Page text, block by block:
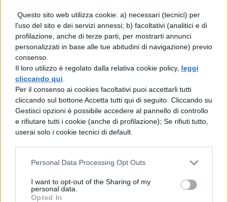
Questo sito web utilizza cookie: a) necessari (tecnici) per
l'uso del sito e dei servizi annessi; b) facoltativi (analitici e di
profilazione, anche di terze parti, per mostrarti annunci
personalizzati in base alle tue abitudini di navigazione) previo
consenso.
Il loro utilizzo è regolato dalla relativa cookie policy, leggi
cliccando qui
Per il consenso ai cookies facoltativi puoi accettarli tutti
cliccando sul bottone Accetta tutti qui di seguito. Cliccando su
Gestisci opzioni è possibile accedere al pannello di controllo
e rifiutare tutti i cookie (anche di profilazione); Se rifiuti tutto,
userai solo i cookie tecnici di default.
Personal Data Processing Opt Outs
I want to opt-out of the Sharing of my
personal data.
Opted In
la speranza di vita è di poco più di 81 anni
(più fortunate le ragazze che possono
aspirare ad una media di 84 anni, i ragazzi si
fermano a 78 anni e mezzo).
Per riflettere su quanto è aumentata
velocemente nell’ultimo secolo la
popolazione terrestre, vi consigliamo
conta-nati della Bbc. Memorizzate la vostra
mamma o papà. Da restare a bocca aperta,